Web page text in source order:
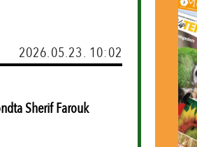
2026.05.23. 10:02
Sherif Farouk